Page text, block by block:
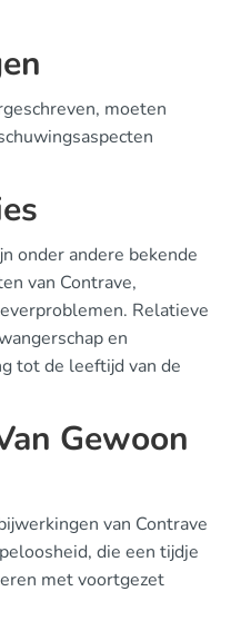
moeten
onder andere bekende
van Contrave,
Relatieve
en
tot de leeftijd van de
Gewoon
van Contrave
die een tijdje
met voortgezet